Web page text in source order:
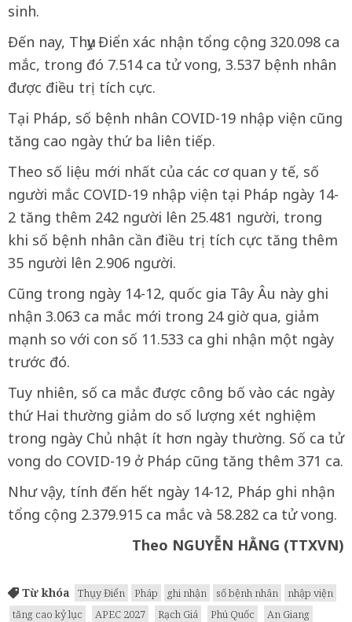
sinh.
Đến nay, Thụy Điển xác nhận tổng cộng 320.098 ca
mắc, trong đó 7.514 ca tử vong, 3.537 bệnh nhân
được điều trị tích cực.
Tại Pháp, số bệnh nhân COVID-19 nhập viện cũng
tăng cao ngày thứ ba liên tiếp.
Theo số liệu mới nhất của các cơ quan y tế, số
người mắc COVID-19 nhập viện tại Pháp ngày 14-
2 tăng thêm 242 người lên 25.481 người, trong
khi số bệnh nhân cần điều trị tích cực tăng thêm
35 người lên 2.906 người.
Cũng trong ngày 14-12, quốc gia Tây Âu này ghi
nhận 3.063 ca mắc mới trong 24 giờ qua, giảm
mạnh so với con số 11.533 ca ghi nhận một ngày
trước đó.
Tuy nhiên, số ca mắc được công bố vào các ngày
thứ Hai thường giảm do số lượng xét nghiệm
trong ngày Chủ nhật ít hơn ngày thường. Số ca tử
vong do COVID-19 ở Pháp cũng tăng thêm 371 ca.
Như vậy, tính đến hết ngày 14-12, Pháp ghi nhận
tổng cộng 2.379.915 ca mắc và 58.282 ca tử vong.
Theo NGUYỄN HẰNG (TTXVN)
Từ khóa Thụy Điển Pháp ghi nhận số bệnh nhân
nhập viện
tăng cao kỷ lục
APEC 2027 Rạch Giá Phú Quốc
An Giang